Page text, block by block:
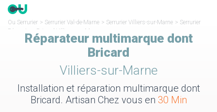
Ou Serrurier > Serrurier Val-de-Marne > Serrurier Villiers-sur-Marne > Serrurier
Réparateur Bricard Villiers-sur-Marne
Réparateur multimarque dont
Bricard
Villiers-sur-Marne
Installation et réparation multimarque dont
Bricard. Artisan Chez vous en 30 Min